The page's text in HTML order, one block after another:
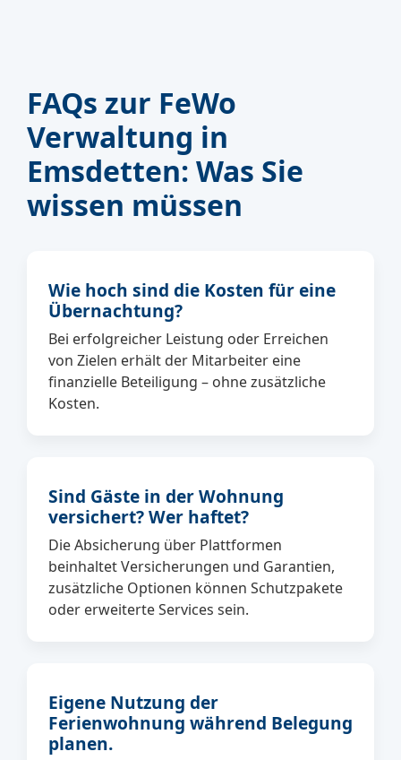
FAQs zur FeWo
Verwaltung in
Emsdetten: Was Sie
wissen müssen
Wie hoch sind die Kosten für eine
Übernachtung?
Bei erfolgreicher Leistung oder Erreichen
von Zielen erhält der Mitarbeiter eine
finanzielle Beteiligung – ohne zusätzliche
Kosten.
Sind Gäste in der Wohnung
versichert? Wer haftet?
Die Absicherung über Plattformen
beinhaltet Versicherungen und Garantien,
zusätzliche Optionen können Schutzpakete
oder erweiterte Services sein.
Eigene Nutzung der
Ferienwohnung während Belegung
planen.